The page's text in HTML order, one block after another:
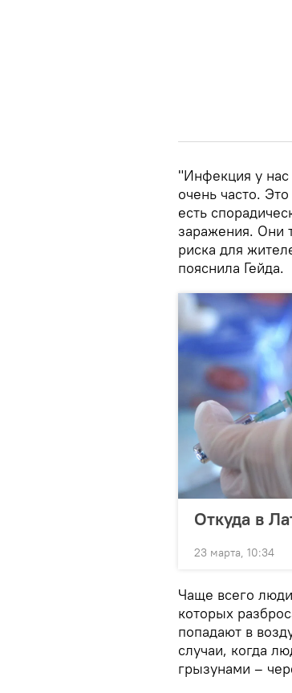
"Инфекция у нас
очень часто.
есть
заражения. Они
риска для
пояснила Гейда.
Откуда в
23 марта, 10:34
Чаще всего
которых
попадают в
случаи, когда
грызунами –